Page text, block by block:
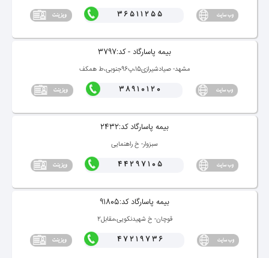
36511255
بیمه پاسارگاد - كد:3797
مشهد- صیادشیرازی15،پ96جنوبی،ط همكف
38910120
بیمه پاسارگاد كد:2432
سبزوار- خ راهنمایی
44297105
بیمه پاسارگاد كد:91805
قوچان- خ شهیدنكویی،مقابل2
47219736